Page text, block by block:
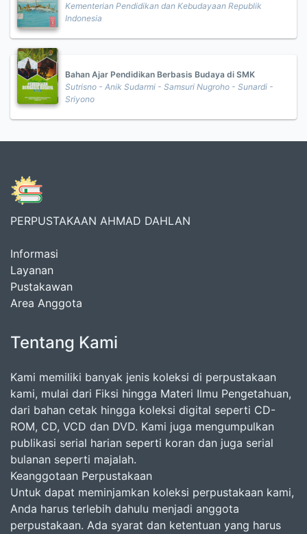
Kementerian Pendidikan dan Kebudayaan Republik
Indonesia
Bahan Ajar Pendidikan Berbasis Budaya di SMK
Sutrisno - Anik Sudarmi - Samsuri Nugroho - Sunardi -
Sriyono
PERPUSTAKAAN AHMAD DAHLAN
Informasi
Layanan
Pustakawan
Area Anggota
Tentang Kami
Kami memiliki banyak jenis koleksi di perpustakaan
kami, mulai dari Fiksi hingga Materi Ilmu Pengetahuan,
dari bahan cetak hingga koleksi digital seperti CD-
ROM, CD, VCD dan DVD. Kami juga mengumpulkan
publikasi serial harian seperti koran dan juga serial
bulanan seperti majalah.
Keanggotaan Perpustakaan
Untuk dapat meminjamkan koleksi perpustakaan kami,
Anda harus terlebih dahulu menjadi anggota
perpustakaan. Ada syarat dan ketentuan yang harus